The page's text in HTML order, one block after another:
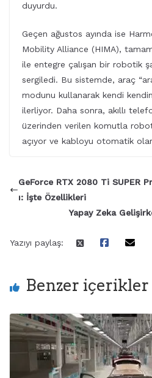
duyurdu.
Geçen ağustos ayında ise
Mobility Alliance (HIMA),
ile entegre çalışan bir robotik
sergiledi. Bu sistemde, araç
modunu kullanarak kendi
ilerliyor. Daha sonra, akıllı
üzerinden verilen komutla
açıyor ve kabloyu otomatik
GeForce RTX 2080 Ti SUPER
ı: İşte Özellikleri
Yapay Zeka
Yazıyı paylaş:
Benzer içerikler